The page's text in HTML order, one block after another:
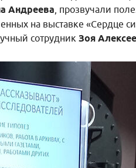
Андреева, прозвучали
на выставке «Сердце
сотрудник Зоя